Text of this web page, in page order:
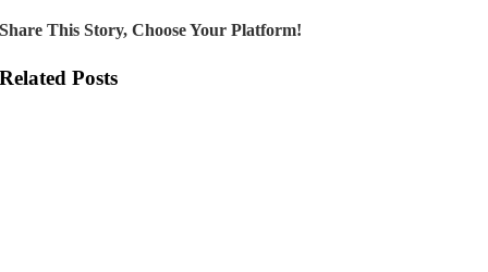
Share This Story, Choose Your Platform!
Related Posts